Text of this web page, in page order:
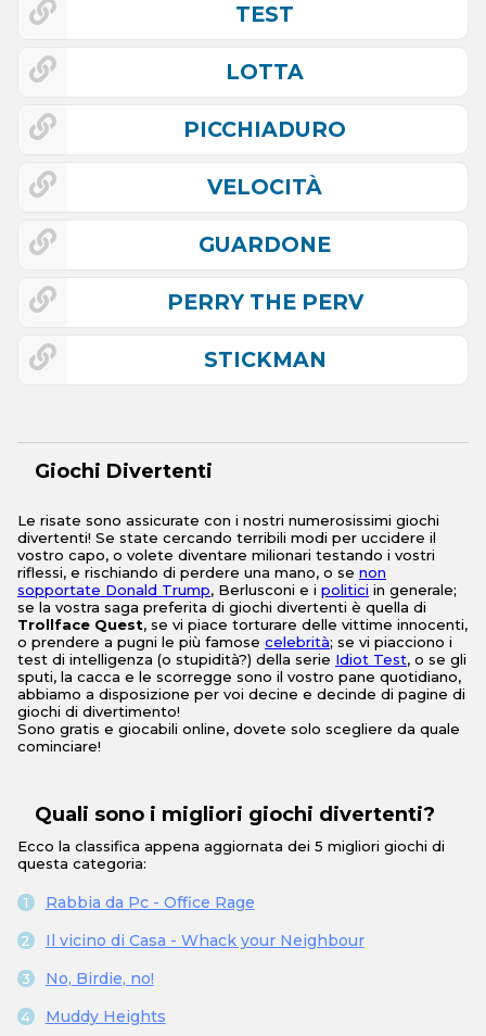
TEST
LOTTA
PICCHIADURO
VELOCITÀ
GUARDONE
PERRY THE PERV
STICKMAN
Giochi Divertenti
Le risate sono assicurate con i nostri numerosissimi giochi
divertenti! Se state cercando terribili modi per uccidere il
vostro capo, o volete diventare milionari testando i vostri
riflessi, e rischiando di perdere una mano, o se non
sopportate Donald Trump, Berlusconi e i politici in generale;
se la vostra saga preferita di giochi divertenti è quella di
Trollface Quest, se vi piace torturare delle vittime innocenti,
o prendere a pugni le più famose celebrità; se vi piacciono i
test di intelligenza (o stupidità?) della serie Idiot Test, o se gli
sputi, la cacca e le scorregge sono il vostro pane quotidiano,
abbiamo a disposizione per voi decine e decinde di pagine di
giochi di divertimento!
Sono gratis e giocabili online, dovete solo scegliere da quale
cominciare!
Quali sono i migliori giochi divertenti?
Ecco la classifica appena aggiornata dei 5 migliori giochi di
questa categoria:
Rabbia da Pc - Office Rage
Il vicino di Casa - Whack your Neighbour
No, Birdie, no!
Muddy Heights